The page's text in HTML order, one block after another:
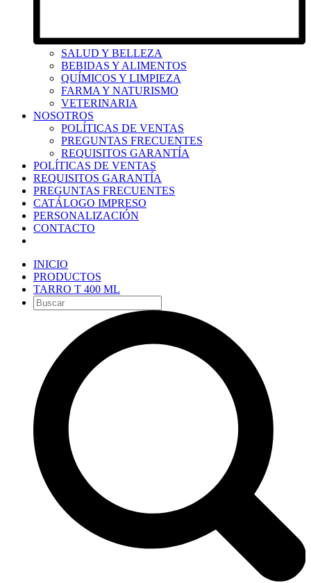
SALUD Y BELLEZA
BEBIDAS Y ALIMENTOS
QUÍMICOS Y LIMPIEZA
FARMA Y NATURISMO
VETERINARIA
NOSOTROS
POLÍTICAS DE VENTAS
PREGUNTAS FRECUENTES
REQUISITOS GARANTÍA
POLÍTICAS DE VENTAS
REQUISITOS GARANTÍA
PREGUNTAS FRECUENTES
CATÁLOGO IMPRESO
PERSONALIZACIÓN
CONTACTO
INICIO
PRODUCTOS
TARRO T 400 ML